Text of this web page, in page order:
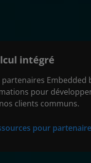
intégré
partenaires
pour
clients communs.
pour